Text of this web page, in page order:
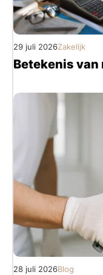
29 juli 2026Zakelijk
Betekenis
28 juli 2026Blog